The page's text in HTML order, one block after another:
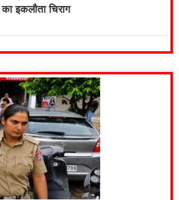
इकलौता चिराग